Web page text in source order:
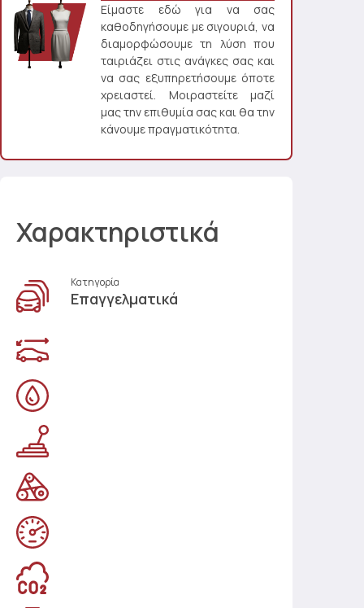
Είμαστε εδώ για να σας
καθοδηγήσουμε με σιγουριά, να
διαμορφώσουμε τη λύση που
ταιριάζει στις ανάγκες σας και
να σας εξυπηρετήσουμε όποτε
χρειαστεί. Μοιραστείτε μαζί
μας την επιθυμία σας και θα την
κάνουμε πραγματικότητα.
Χαρακτηριστικά
Κατηγορία
Επαγγελματικά